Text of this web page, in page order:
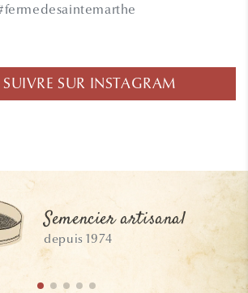
SUR INSTAGRAM
Semencier artisanal
depuis 1974